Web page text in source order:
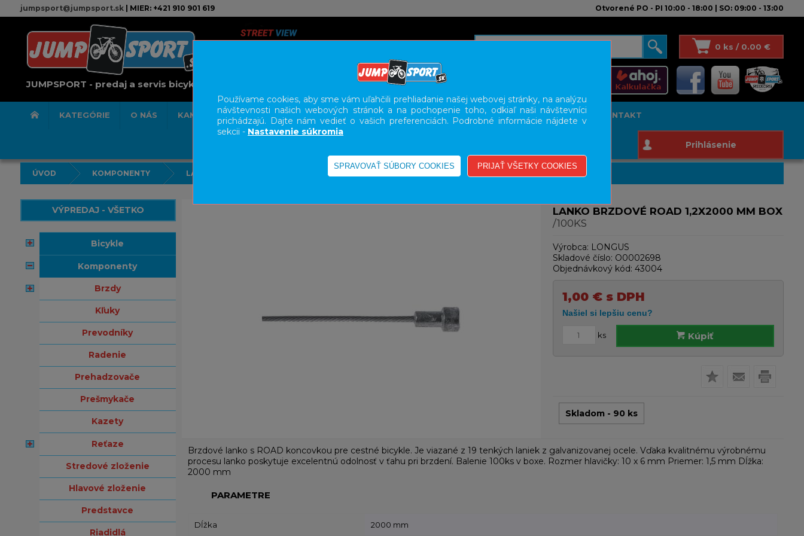
jumpsport@jumpsport.sk| MIER: +421 910 901 619 Otvorené PO - PI 10:00 - 18:00 | SO: 09:00 - 13:00
JUMPSPORT - predaj a servis bicyklov
0 ks / 0.00 €
KATEGÓRIE O NÁS KAMENNÁ PREDAJNA SERVIS SLUŽBY KARIÉRA BODY GEOMETRY FIT STUDIO KONTAKT
Prihlásenie
ÚVOD KOMPONENTY LANKÁ BOWDENY KONCOVKY
VÝPREDAJ - VŠETKO
bicykle
komponenty
brzdy
kľuky
prevodníky
radenie
prehadzovače
prešmykače
kazety
reťaze
stredové zloženie
hlavové zloženie
predstavce
riadidlá
LANKO BRZDOVÉ ROAD 1,2X2000 MM BOX
/100KS
Výrobca: LONGUS
Skladové číslo: O0002698
Objednávkový kód: 43004
1,00 €s DPH
ks Kúpiť
Skladom - 90 ks
Brzdové lanko s ROAD koncovkou pre cestné bicykle. Je viazané z 19 tenkých laniek z galvanizovanej ocele. Vďaka kvalitnému výrobnému
procesu lanko poskytuje excelentnú odolnosť v ťahu pri brzdení. Balenie 100ks v boxe. Rozmer hlavičky: 10 x 6 mm Priemer: 1,5 mm Dĺžka:
2000 mm
PARAMETRE
Dĺžka 2000 mm
Používame cookies, aby sme vám uľahčili prehliadanie našej webovej stránky, na analýzu
návštevnosti našich webových stránok a na pochopenie toho, odkiaľ naši návštevníci
prichádzajú. Dajte nám vedieť o vašich preferenciách. Podrobné informácie nájdete v
sekcii - Nastavenie súkromia